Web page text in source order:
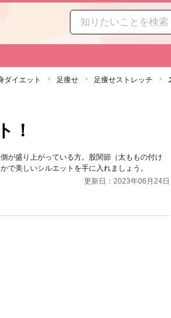
ダイエット 足痩せ 足痩せストレッチ
！
が盛り上がっている方。股関節（太ももの付け
で美しいシルエットを手に入れましょう。
更新日：2023年06月24日